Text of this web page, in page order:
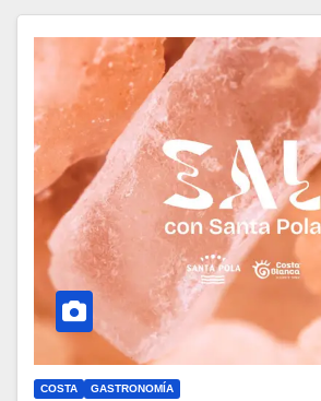
COSTA GASTRONOMÍA